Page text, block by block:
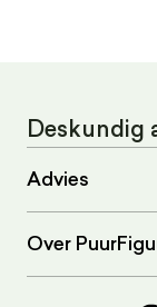
Deskundig
Advies
Over